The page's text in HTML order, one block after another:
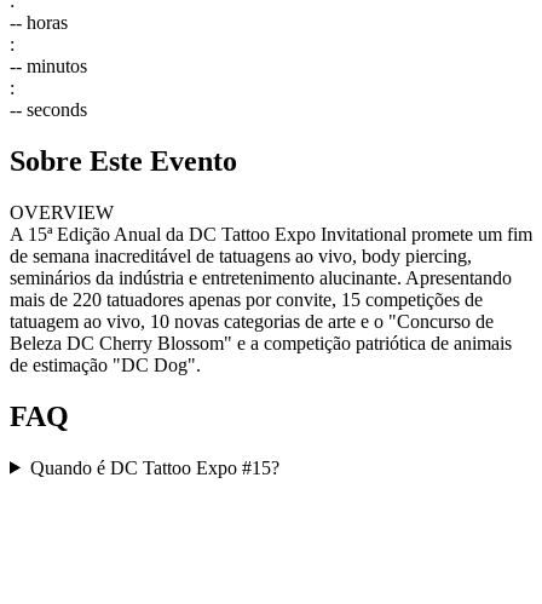
-- horas
:
-- minutos
:
-- seconds
Sobre Este Evento
OVERVIEW
A 15ª Edição Anual da DC Tattoo Expo Invitational promete um fim
de semana inacreditável de tatuagens ao vivo, body piercing,
seminários da indústria e entretenimento alucinante. Apresentando
mais de 220 tatuadores apenas por convite, 15 competições de
tatuagem ao vivo, 10 novas categorias de arte e o "Concurso de
Beleza DC Cherry Blossom" e a competição patriótica de animais
de estimação "DC Dog".
FAQ
Quando é DC Tattoo Expo #15?